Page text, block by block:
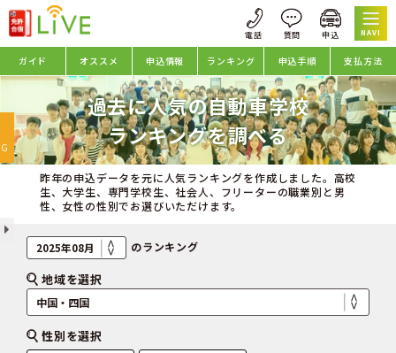
NAVI
ガイド オススメ 申込情報 ランキング 申込手順 支払方法
過去に人気の自動車学校
ランキングを調べる
昨年の申込データを元に人気ランキングを作成しました。高校
生、大学生、専門学校生、社会人、フリーターの職業別と男
性、女性の性別でお選びいただけます。
のランキング
地域を選択
性別を選択